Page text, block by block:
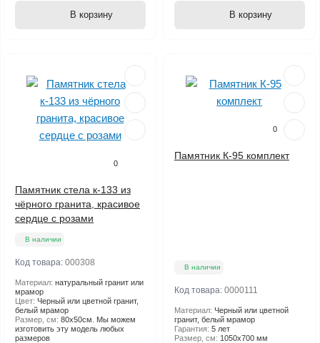
В корзину В корзину
0
Памятник стела к-133 из
чёрного гранита, красивое
сердце с розами
В наличии
Код товара: 000308
Материал: натуральный гранит или
мрамор
Цвет: Черный или цветной гранит,
белый мрамор
Размер, см: 80х50см. Мы можем
изготовить эту модель любых
размеров
0
Памятник К-95 комплект
В наличии
Код товара: 0000111
Материал: Черный или цветной
гранит, белый мрамор
Гарантия: 5 лет
Размер, см: 1050х700 мм